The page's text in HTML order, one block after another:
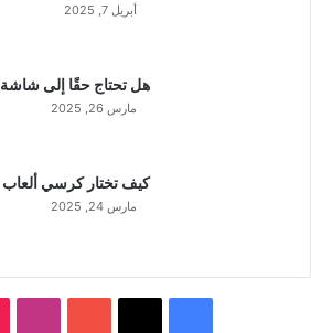
أبريل 7, 2025
هل تحتاج حقًا إلى شاشة 240Hz للألعاب؟
مارس 26, 2025
كيف تختار كرسي ألعاب
مارس 24, 2025